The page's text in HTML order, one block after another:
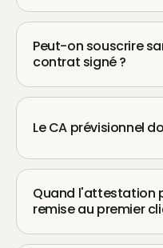
Peut-on souscrire
contrat signé ?
Le CA prévisionnel
Quand l'attestation
remise au premier